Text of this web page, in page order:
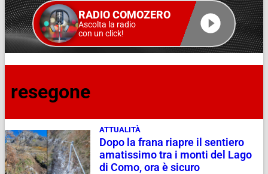
RADIO COMOZERO
Ascolta la radio
con un click!
resegone
ATTUALITÀ
Dopo la frana riapre il sentiero
amatissimo tra i monti del Lago
di Como, ora è sicuro